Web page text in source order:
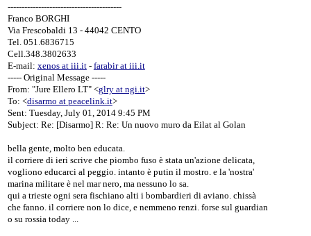
-----------------------------------------
Franco BORGHI
Via Frescobaldi 13 - 44042 CENTO
Tel. 051.6836715
Cell.348.3802633
E-mail: xenos at iii.it- farabir at iii.it
----- Original Message -----
From: "Jure Ellero LT" <glry at ngi.it>
To: <disarmo at peacelink.it>
Sent: Tuesday, July 01, 2014 9:45 PM
Subject: Re: [Disarmo] R: Re: Un nuovo muro da Eilat al Golan
bella gente, molto ben educata.
il corriere di ieri scrive che piombo fuso è stata un'azione delicata,
vogliono educarci al peggio. intanto è putin il mostro. e la 'nostra'
marina militare è nel mar nero, ma nessuno lo sa.
qui a trieste ogni sera fischiano alti i bombardieri di aviano. chissà
che fanno. il corriere non lo dice, e nemmeno renzi. forse sul guardian
o su rossia today ...